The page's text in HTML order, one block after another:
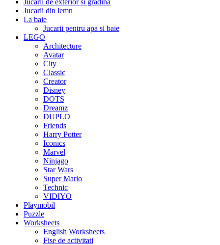
Jucarii de exterior si gradina
Jucarii din lemn
La baie
Jucarii pentru apa si baie
LEGO
Architecture
Avatar
City
Classic
Creator
Disney
DOTS
Dreamz
DUPLO
Friends
Harry Potter
Iconics
Marvel
Ninjago
Star Wars
Super Mario
Technic
VIDIYO
Playmobil
Puzzle
Worksheets
English Worksheets
Fise de activitati